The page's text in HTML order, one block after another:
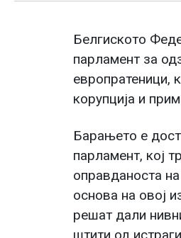
Белгиското
парламент за
европратеници,
корупција и
Барањето е
парламент, кој
оправданоста
основа на овој
решат дали
штити од